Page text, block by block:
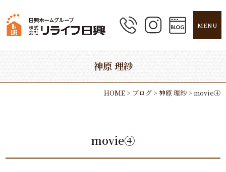
MENU
神原 理紗
HOME> ブログ> 神原 理紗> movie④
movie④